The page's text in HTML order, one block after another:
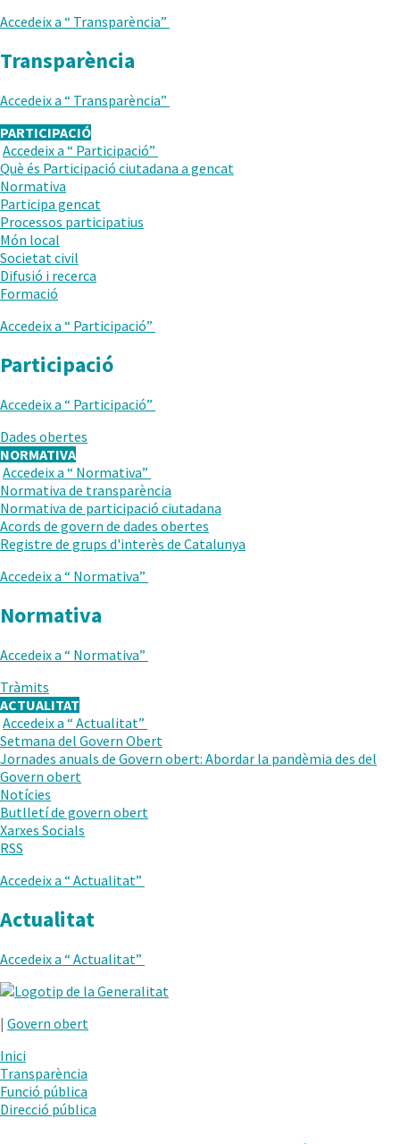
en
Accedeix a “ Transparència”
Transparència
Accedeix a “ Transparència”
PARTICIPACIÓ
TORNAR
AL
NIVELL
ANTERIOR
Accedeix a “ Participació”
Què és Participació ciutadana a gencat
Normativa
Participa gencat
Obre
Processos participatius
Món local
Societat civil
Difusió i recerca
Formació
Accedeix a “ Participació”
Participació
Accedeix a “ Participació”
Dades obertes
NORMATIVA
TORNAR
AL
NIVELL
ANTERIOR
Accedeix a “ Normativa”
Normativa de transparència
Normativa de participació ciutadana
Acords de govern de dades obertes
Registre de grups d'interès de Catalunya
Accedeix a “ Normativa”
Normativa
Accedeix a “ Normativa”
Tràmits
ACTUALITAT
TORNAR
AL
NIVELL
ANTERIOR
Accedeix a “ Actualitat”
Setmana del Govern Obert
Jornades anuals de Govern obert: Abordar la pandèmia des del
Govern obert
Notícies
Butlletí de govern obert
Xarxes Socials
RSS
Accedeix a “ Actualitat”
Actualitat
Accedeix a “ Actualitat”
.
en
nova
finestra.
| Govern obert
Inici
Transparència
Funció pública
Direcció pública